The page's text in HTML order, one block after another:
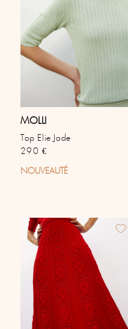
MOLLI
Top Elie Jade
Prix habituel
290 €
NOUVEAUTÉ